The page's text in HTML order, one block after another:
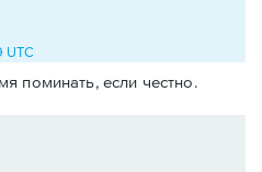
UTC
поминать, если честно.